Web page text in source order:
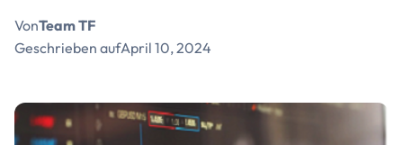
VonTeam TF
Geschrieben aufApril 10, 2024